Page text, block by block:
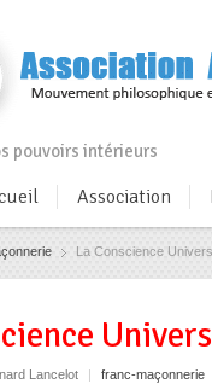
pouvoirs intérieurs
Association
La Conscience
Lancelot | franc-maçonnerie